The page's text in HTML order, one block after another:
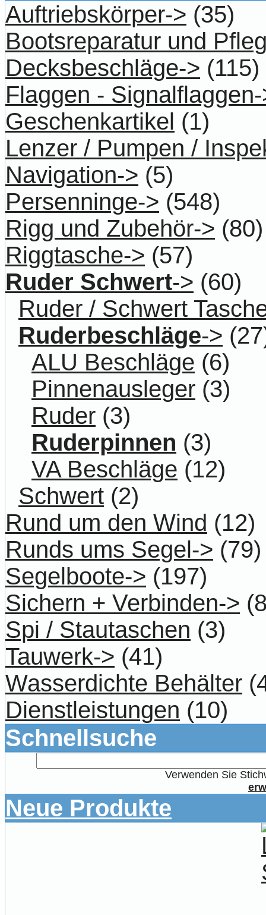
Auftriebskörper-> (35)
Bootsreparatur und
Decksbeschläge-> (115)
Flaggen -
Geschenkartikel (1)
Lenzer / Pumpen /
Navigation-> (5)
Persenninge-> (548)
Rigg und Zubehör-> (80)
Riggtasche-> (57)
Ruder Schwert-> (60)
Ruder / Schwert
Ruderbeschläge->
ALU Beschläge (6)
Pinnenausleger (3)
Ruder (3)
Ruderpinnen (3)
VA Beschläge (12)
Schwert (2)
Rund um den Wind (12)
Runds ums Segel-> (79)
Segelboote-> (197)
Sichern + Verbinden->
Spi / Stautaschen (3)
Tauwerk-> (41)
Wasserdichte Behälter
Dienstleistungen (10)
Schnellsuche
Verwenden Sie
Neue Produkte